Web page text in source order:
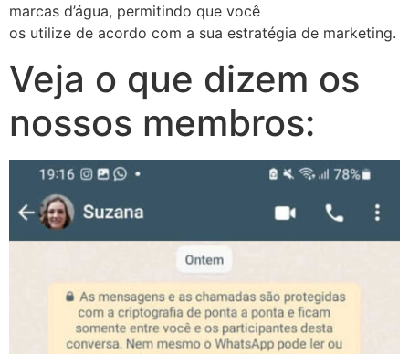
marcas d’água, permitindo que você
os utilize de acordo com a sua estratégia de marketing.
Veja o que dizem os
nossos membros: